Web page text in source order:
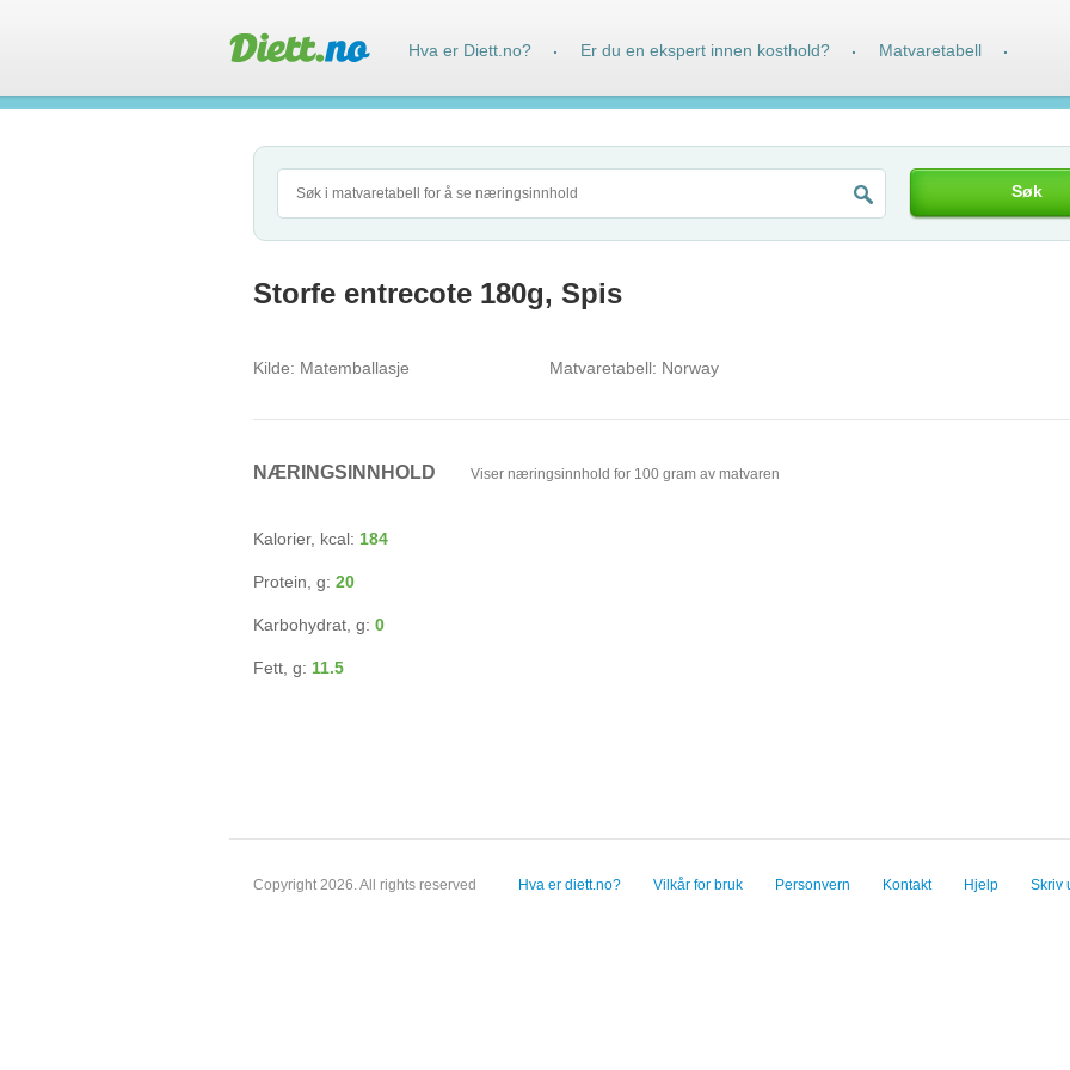
Søk
Storfe entrecote 180g, Spis
Kilde: Matemballasje Matvaretabell: Norway
NÆRINGSINNHOLD Viser næringsinnhold for 100 gram av matvaren
Kalorier, kcal: 184
Protein, g: 20
Karbohydrat, g: 0
Fett, g: 11.5
Copyright 2026. All rights reserved Hva er diett.no? Vilkår for bruk Personvern Kontakt Hjelp Skriv
Hva er Diett.no? · Er du en ekspert innen kosthold? · Matvaretabell ·